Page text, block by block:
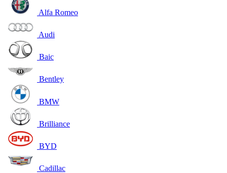
Alfa Romeo
Audi
Baic
Bentley
BMW
Brilliance
BYD
Cadillac